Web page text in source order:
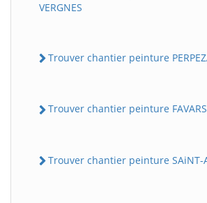
VERGNES
Trouver chantier peinture
Trouver chantier peinture FAVARS
Trouver chantier peinture SAiNT-